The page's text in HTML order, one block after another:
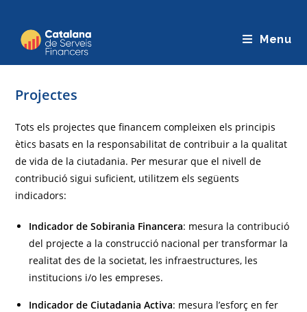
contingut
Menu
Projectes
Tots els projectes que financem compleixen els principis
ètics basats en la responsabilitat de contribuir a la qualitat
de vida de la ciutadania. Per mesurar que el nivell de
contribució sigui suficient, utilitzem els següents
indicadors:
Indicador de Sobirania Financera: mesura la contribució
del projecte a la construcció nacional per transformar la
realitat des de la societat, les infraestructures, les
institucions i/o les empreses.
Indicador de Ciutadania Activa: mesura l’esforç en fer